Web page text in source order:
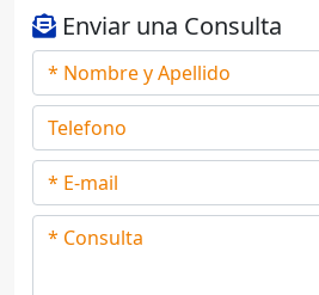
Enviar una Consulta